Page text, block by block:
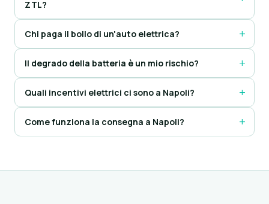
ZTL?
Chi paga il bollo di un'auto elettrica?
Il degrado della batteria è un mio rischio?
Quali incentivi elettrici ci sono a Napoli?
Come funziona la consegna a Napoli?